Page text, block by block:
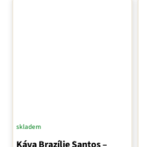
Průměrné
skladem